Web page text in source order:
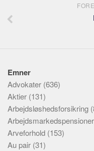
Emner
Advokater (636)
Aktier (131)
Arbejdsløshedsforsikring
Arbejdsmarkedspensioner
Arveforhold (153)
Au pair (31)